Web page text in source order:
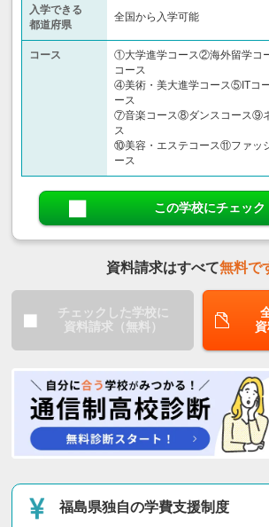
入学できる
都道府県
全国から入学可能
コース
①大学進学コース②海外留学コ
コース
④美術・美大進学コース⑤ITコ
ース
⑦音楽コース⑧ダンスコース⑨
ス
⑩美容・エステコース⑪ファッ
ース
この学校にチェック
資料請求はすべて無料で
チェックした学校に
資料請求（無料）
福島県独自の学費支援制度